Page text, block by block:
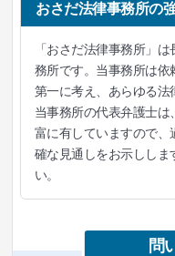
おさだ法律事務所の
「おさだ法律事務所」
務所です。当事務所は
第一に考え、あらゆる法
当事務所の代表弁護士
富に有していますので、
確な見通しをお示ししま
い。
問